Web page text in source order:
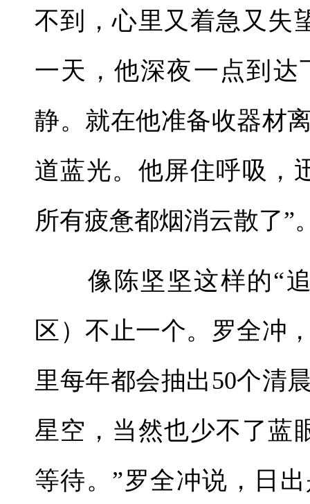
不到，心里又着急又失
一天，他深夜一点到
静。就在他准备收器材
道蓝光。他屏住呼吸，
所有疲惫都烟消云散了”
像陈坚坚这样的“追
区）不止一个。罗全冲
里每年都会抽出50个清
星空，当然也少不了蓝
等待。”罗全冲说，日